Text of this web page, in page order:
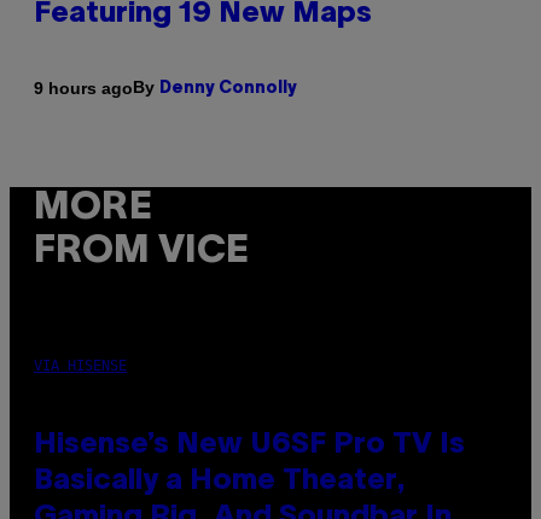
Featuring 19 New Maps
9 hours agoBy Denny Connolly
MORE
FROM VICE
VIA HISENSE
Hisense’s New U6SF Pro TV Is
Basically a Home Theater,